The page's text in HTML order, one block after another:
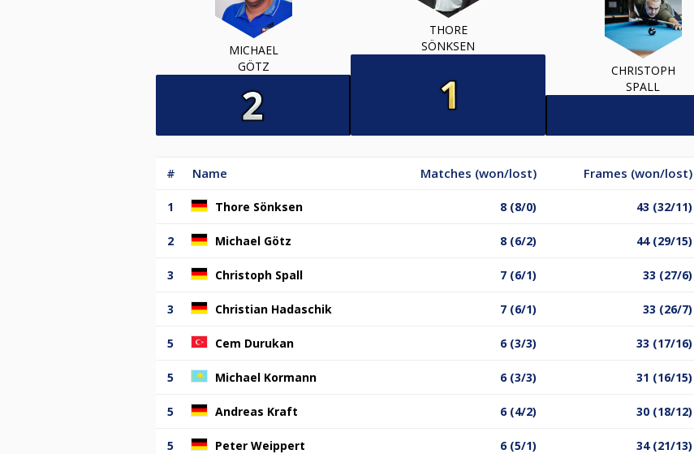
MICHAEL
GÖTZ
THORE
SÖNKSEN
CHRISTOPH
SPALL
# Name Matches (won/lost) Frames (won/lost)
1 Thore Sönksen 8 (8/0) 43 (32/11)
2 Michael Götz 8 (6/2) 44 (29/15)
3 Christoph Spall 7 (6/1) 33 (27/6)
3 Christian Hadaschik 7 (6/1) 33 (26/7)
5 Cem Durukan 6 (3/3) 33 (17/16)
5 Michael Kormann 6 (3/3) 31 (16/15)
5 Andreas Kraft 6 (4/2) 30 (18/12)
5 Peter Weippert 6 (5/1) 34 (21/13)